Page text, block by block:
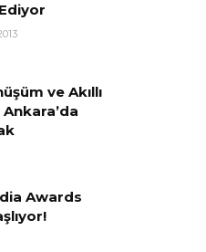
ve Akıllı
Awards